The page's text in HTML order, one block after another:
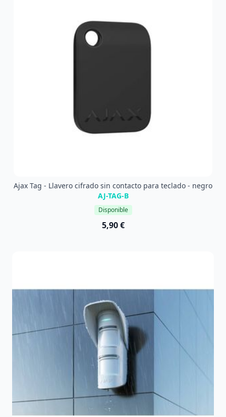
Ajax Tag - Llavero cifrado sin contacto para teclado - negro
AJ-TAG-B
Disponible
5,90 €